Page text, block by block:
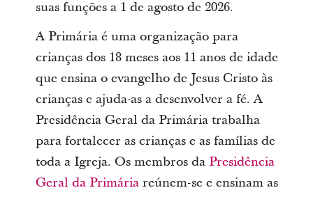
suas funções a 1 de agosto de 2026.
A Primária é uma organização para
crianças dos 18 meses aos 11 anos de idade
que ensina o evangelho de Jesus Cristo às
crianças e ajuda-as a desenvolver a fé. A
Presidência Geral da Primária trabalha
para fortalecer as crianças e as famílias de
toda a Igreja. Os membros da Presidência
Geral da Primáriareúnem-se e ensinam as